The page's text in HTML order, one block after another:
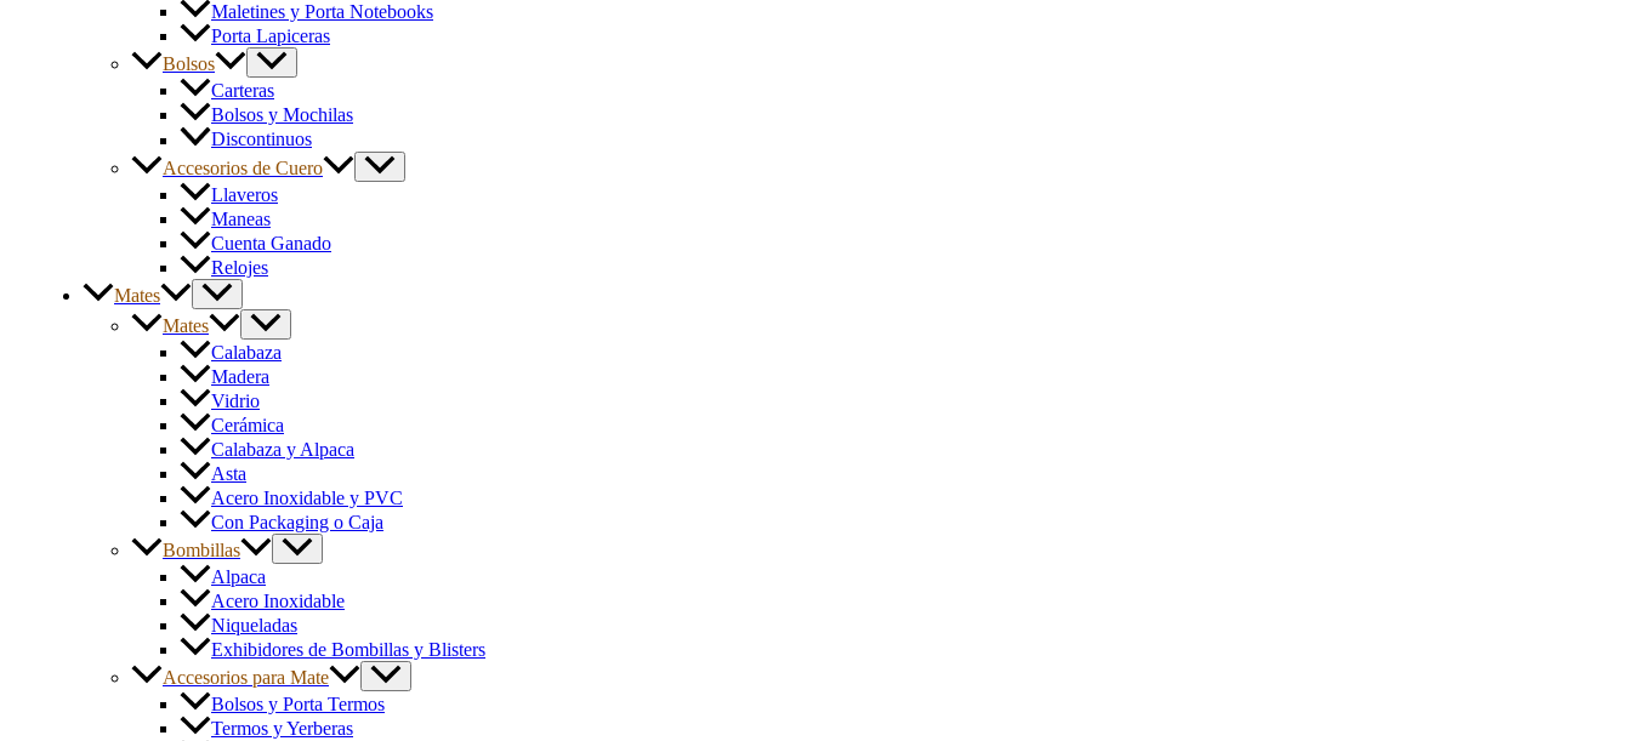
Maletines y Porta Notebooks
Porta Lapiceras
Bolsos
Carteras
Bolsos y Mochilas
Discontinuos
Accesorios de Cuero
Llaveros
Maneas
Cuenta Ganado
Relojes
Mates
Mates
Calabaza
Madera
Vidrio
Cerámica
Calabaza y Alpaca
Asta
Acero Inoxidable y PVC
Con Packaging o Caja
Bombillas
Alpaca
Acero Inoxidable
Niqueladas
Exhibidores de Bombillas y Blisters
Accesorios para Mate
Bolsos y Porta Termos
Termos y Yerberas